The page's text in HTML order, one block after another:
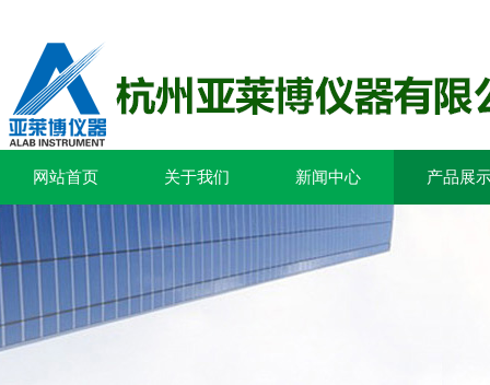
网站首页 关于我们 新闻中心 产品展